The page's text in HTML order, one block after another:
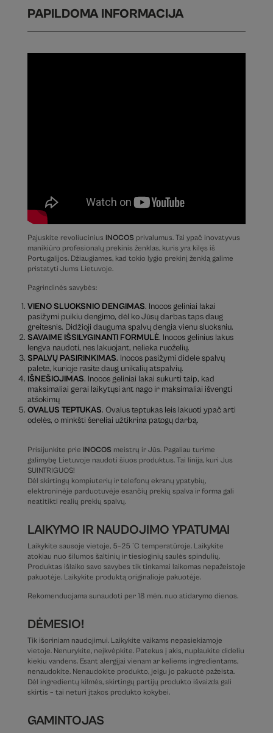
PAPILDOMA INFORMACIJA
Pajuskite revoliucinius INOCOS privalumus. Tai ypač inovatyvus
manikiūro profesionalų prekinis ženklas, kuris yra kilęs iš
Portugalijos. Džiaugiames, kad tokio lygio prekinį ženklą galime
pristatyti Jums Lietuvoje.
Pagrindinės savybės:
VIENO SLUOKSNIO DENGIMAS. Inocos geliniai lakai
pasižymi puikiu dengimo, dėl ko Jūsų darbas taps daug
greitesnis. Didžioji dauguma spalvų dengia vienu sluoksniu.
SAVAIME IŠSILYGINANTI FORMULĖ. Inocos gelinius lakus
lengva naudoti, nes lakuojant, nelieka ruoželių.
SPALVŲ PASIRINKIMAS. Inocos pasižymi didele spalvų
palete, kurioje rasite daug unikalių atspalvių.
IŠNEŠIOJIMAS. Inocos geliniai lakai sukurti taip, kad
maksimaliai gerai laikytųsi ant nago ir maksimaliai išvengti
atšokimų
OVALUS TEPTUKAS. Ovalus teptukas leis lakuoti ypač arti
odelės, o minkšti šereliai užtikrina patogų darbą.
Prisijunkite prie INOCOS meistrų ir Jūs. Pagaliau turime
galimybę Lietuvoje naudoti šiuos produktus. Tai linija, kuri Jus
SUINTRIGUOS!
Dėl skirtingų kompiuterių ir telefonų ekranų ypatybių,
elektroninėje parduotuvėje esančių prekių spalva ir forma gali
neatitikti realių prekių spalvų.
LAIKYMO IR NAUDOJIMO YPATUMAI
Laikykite sausoje vietoje, 5–25 °C temperatūroje. Laikykite
atokiau nuo šilumos šaltinių ir tiesioginių saulės spindulių.
Produktas išlaiko savo savybes tik tinkamai laikomas nepažeistoje
pakuotėje. Laikykite produktą originalioje pakuotėje.
Rekomenduojama sunaudoti per 18 mėn. nuo atidarymo dienos.
DĖMESIO!
Tik išoriniam naudojimui. Laikykite vaikams nepasiekiamoje
vietoje. Nenurykite, neįkvėpkite. Patekus į akis, nuplaukite dideliu
kiekiu vandens. Esant alergijai vienam ar keliems ingredientams,
nenaudokite. Nenaudokite produkto, jeigu jo pakuotė pažeista.
Dėl ingredientų kilmės, skirtingų partijų produkto išvaizda gali
skirtis – tai neturi įtakos produkto kokybei.
GAMINTOJAS